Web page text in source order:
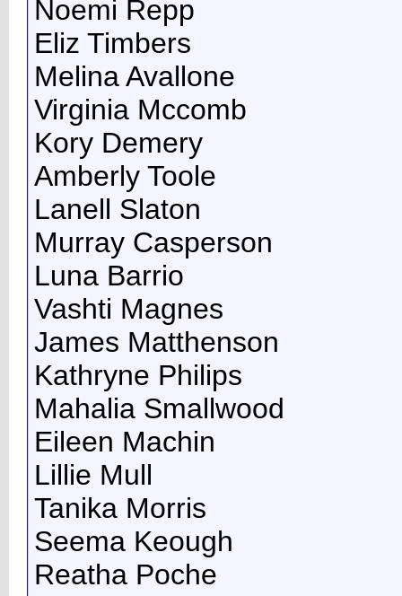
Noemi Repp
Eliz Timbers
Melina Avallone
Virginia Mccomb
Kory Demery
Amberly Toole
Lanell Slaton
Murray Casperson
Luna Barrio
Vashti Magnes
James Matthenson
Kathryne Philips
Mahalia Smallwood
Eileen Machin
Lillie Mull
Tanika Morris
Seema Keough
Reatha Poche